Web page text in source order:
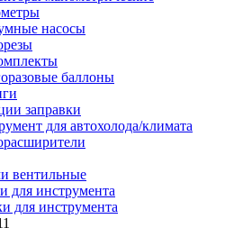
насосы
баллоны
заправки
для автохолода/климата
вентильные
для инструмента
для инструмента